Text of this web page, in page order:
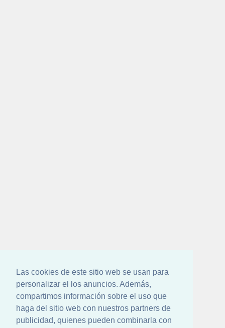
Las cookies de este sitio web se usan para
personalizar el los anuncios. Además,
compartimos información sobre el uso que
haga del sitio web con nuestros partners de
publicidad, quienes pueden combinarla con